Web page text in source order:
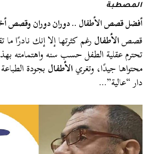
المصطبة
أفضل قصص الأطفال .. دوران دوران وقصص
قصصالأطفالرغم كثرتها إلا إنك نادرًا
تحترم عقلية الطفل حسب سنه واهتمامته
محتواها جيدًا، وتغريالأطفالبجودة
دار “عالية”…